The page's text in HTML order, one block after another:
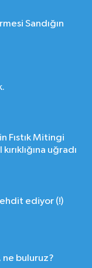
Sandığın
Fıstık Mitingi
uğradı
ediyor (!)
buluruz?